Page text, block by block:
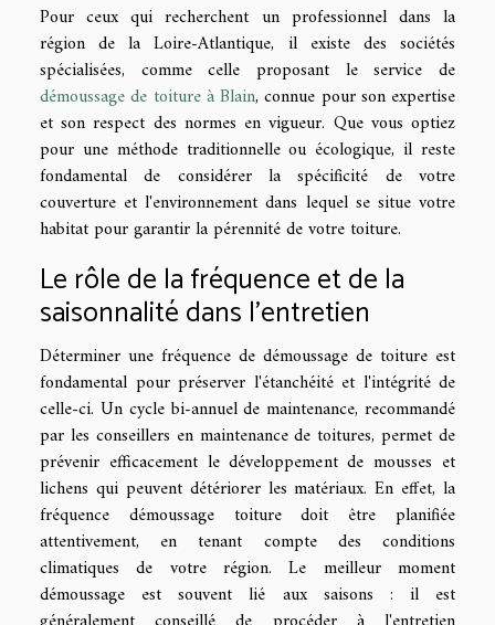
Pour ceux qui recherchent un professionnel dans la
région de la Loire-Atlantique, il existe des sociétés
spécialisées, comme celle proposant le service de
démoussage de toiture à Blain, connue pour son expertise
et son respect des normes en vigueur. Que vous optiez
pour une méthode traditionnelle ou écologique, il reste
fondamental de considérer la spécificité de votre
couverture et l'environnement dans lequel se situe votre
habitat pour garantir la pérennité de votre toiture.
Le rôle de la fréquence et de la
saisonnalité dans l'entretien
Déterminer une fréquence de démoussage de toiture est
fondamental pour préserver l'étanchéité et l'intégrité de
celle-ci. Un cycle bi-annuel de maintenance, recommandé
par les conseillers en maintenance de toitures, permet de
prévenir efficacement le développement de mousses et
lichens qui peuvent détériorer les matériaux. En effet, la
fréquence démoussage toiture doit être planifiée
attentivement, en tenant compte des conditions
climatiques de votre région. Le meilleur moment
démoussage est souvent lié aux saisons : il est